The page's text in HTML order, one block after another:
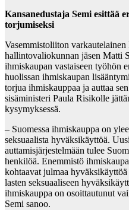
Kansanedustaja Semi esittää
torjumiseksi
Vasemmistoliiton varkautelainen
hallintovaliokunnan jäsen Matti
ihmiskaupan vastaiseen työhön
huolissan ihmiskaupan
torjua ihmiskauppaa ja auttaa
sisäministeri Paula Risikolle
kysymyksessä.
– Suomessa ihmiskauppa on
seksuaalista hyväksikäyttöä.
auttamisjärjestelmään tulee
henkilöä. Enemmistö
kohtaavat julmaa
lasten seksuaaliseen
ihmiskauppa on osoittautunut
Semi sanoo.